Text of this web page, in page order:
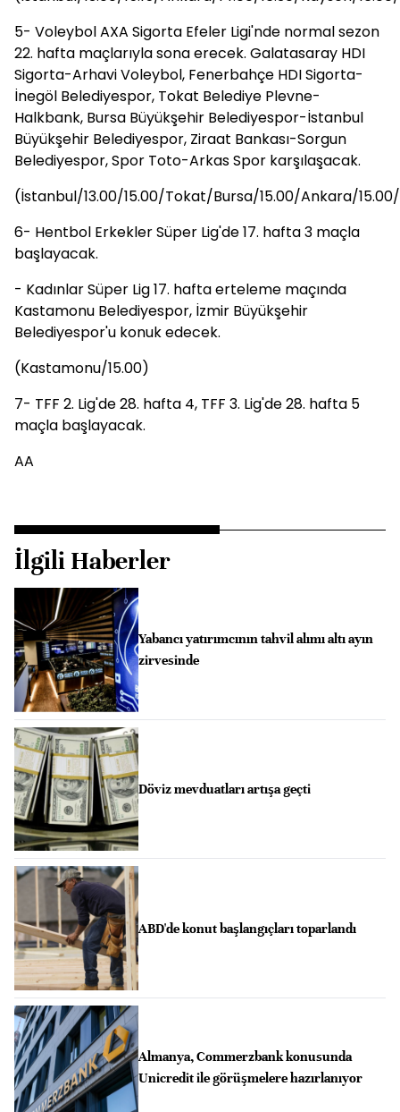
5- Voleybol AXA Sigorta Efeler Ligi'nde normal sezon
22. hafta maçlarıyla sona erecek. Galatasaray HDI
Sigorta-Arhavi Voleybol, Fenerbahçe HDI Sigorta-
İnegöl Belediyespor, Tokat Belediye Plevne-
Halkbank, Bursa Büyükşehir Belediyespor-İstanbul
Büyükşehir Belediyespor, Ziraat Bankası-Sorgun
Belediyespor, Spor Toto-Arkas Spor karşılaşacak.
(İstanbul/13.00/15.00/Tokat/Bursa/15.00/Ankara/
6- Hentbol Erkekler Süper Lig'de 17. hafta 3 maçla
başlayacak.
- Kadınlar Süper Lig 17. hafta erteleme maçında
Kastamonu Belediyespor, İzmir Büyükşehir
Belediyespor'u konuk edecek.
(Kastamonu/15.00)
7- TFF 2. Lig'de 28. hafta 4, TFF 3. Lig'de 28. hafta 5
maçla başlayacak.
AA
İlgili Haberler
Yabancı yatırımcının tahvil alımı altı ayın
zirvesinde
Döviz mevduatları artışa geçti
ABD'de konut başlangıçları toparlandı
Almanya, Commerzbank konusunda
Unicredit ile görüşmelere hazırlanıyor